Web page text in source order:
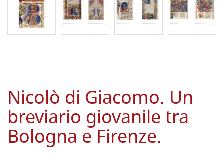
Nicolò di Giacomo. Un
breviario giovanile tra
Bologna e Firenze.